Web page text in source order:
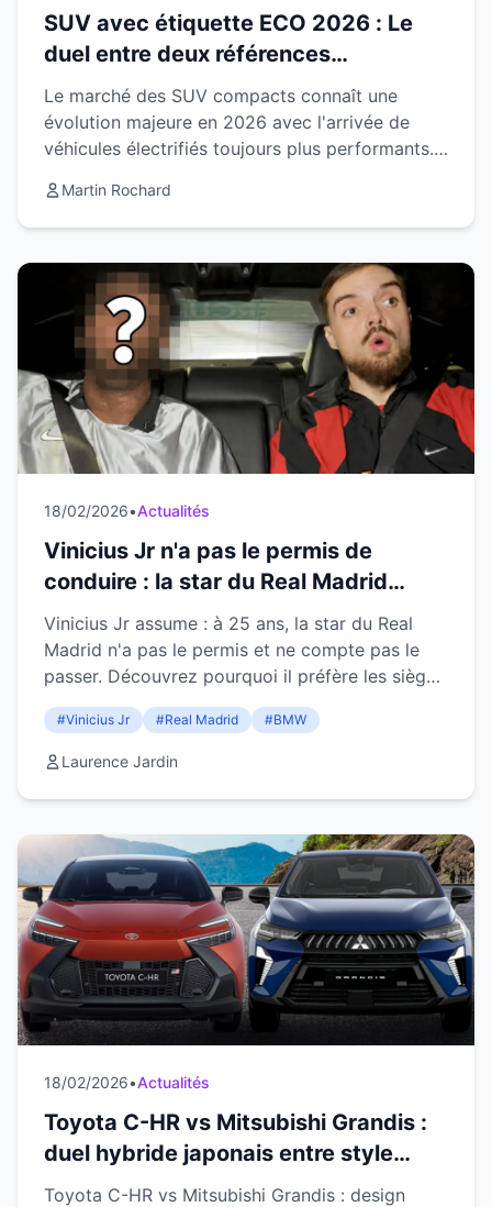
SUV avec étiquette ECO 2026 : Le
duel entre deux références
allemandes du segment compact
Le marché des SUV compacts connaît une
évolution majeure en 2026 avec l'arrivée de
véhicules électrifiés toujours plus performants.
leurs modèles...
Martin Rochard
18/02/2026•Actualités
Vinicius Jr n'a pas le permis de
conduire : la star du Real Madrid
assume son choix à 25 ans
Vinicius Jr assume : à 25 ans, la star du Real
Madrid n'a pas le permis et ne compte pas le
passer. Découvrez pourquoi il préfère les sièges
arrière.
#Vinicius Jr #Real Madrid #BMW
Laurence Jardin
18/02/2026•Actualités
Toyota C-HR vs Mitsubishi Grandis :
duel hybride japonais entre style
radical et praticité familiale
Toyota C-HR vs Mitsubishi Grandis : design